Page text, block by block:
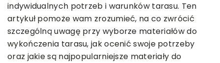
indywidualnych potrzeb i warunków tarasu. Ten
artykuł pomoże wam zrozumieć, na co zwrócić
szczególną uwagę przy wyborze materiałów do
wykończenia tarasu, jak ocenić swoje potrzeby
oraz jakie są najpopularniejsze materiały do